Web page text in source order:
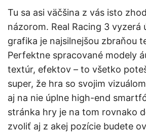
Tu sa asi väčšina z vás isto
názorom. Real Racing 3 vyzerá
grafika je najsilnejšou zbraňou
Perfektne spracované modely
textúr, efektov – to všetko
super, že hra so svojim
aj na nie úplne high-end
stránka hry je na tom rovnako
zvoliť aj z akej pozície budete